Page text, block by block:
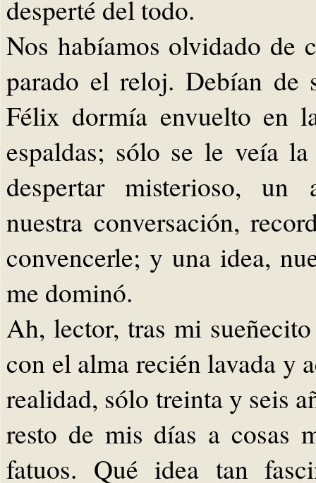
desperté del todo.
Nos habíamos olvidado de
parado el reloj. Debían
Félix dormía envuelto en
espaldas; sólo se le veía
despertar misterioso, un
nuestra conversación,
convencerle; y una idea,
me dominó.
Ah, lector, tras mi
con el alma recién lavada y
realidad, sólo treinta y seis
resto de mis días a cosas
fatuos. Qué idea tan